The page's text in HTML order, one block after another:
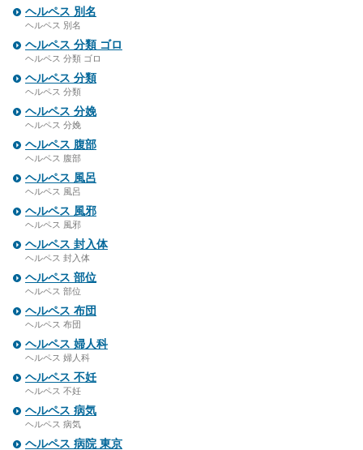
ヘルペス 別名
ヘルペス 別名
ヘルペス 分類 ゴロ
ヘルペス 分類 ゴロ
ヘルペス 分類
ヘルペス 分類
ヘルペス 分娩
ヘルペス 分娩
ヘルペス 腹部
ヘルペス 腹部
ヘルペス 風呂
ヘルペス 風呂
ヘルペス 風邪
ヘルペス 風邪
ヘルペス 封入体
ヘルペス 封入体
ヘルペス 部位
ヘルペス 部位
ヘルペス 布団
ヘルペス 布団
ヘルペス 婦人科
ヘルペス 婦人科
ヘルペス 不妊
ヘルペス 不妊
ヘルペス 病気
ヘルペス 病気
ヘルペス 病院 東京